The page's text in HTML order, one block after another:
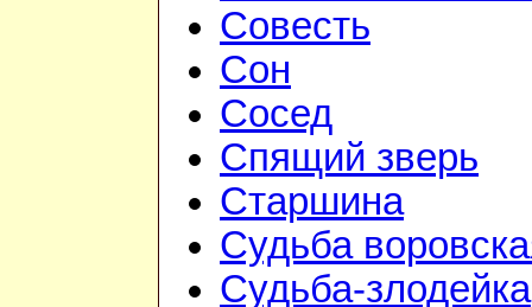
Совесть
Сон
Сосед
Спящий зверь
Старшина
Судьба
Судьба-злодейка